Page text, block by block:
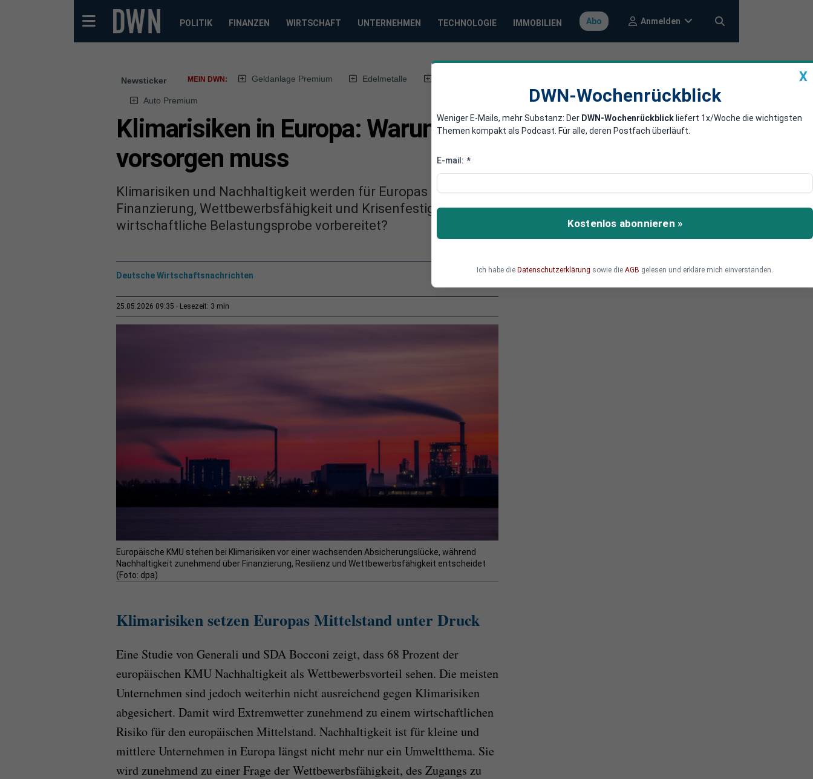
POLITIK FINANZEN WIRTSCHAFT UNTERNEHMEN TECHNOLOGIE IMMOBILIEN Abo Anmelden
Newsticker MEIN DWN: Geldanlage Premium Edelmetalle
Auto Premium
Klimarisiken in Europa: Warum der Mittelstand besser
vorsorgen muss
Klimarisiken und Nachhaltigkeit werden für Europas Mittelstand zu entscheidenden Faktoren für
Finanzierung, Wettbewerbsfähigkeit und Krisenfestigkeit. Wie gut sind KMU auf diese neue
wirtschaftliche Belastungsprobe vorbereitet?
Deutsche Wirtschaftsnachrichten
25.05.2026 09:35 Lesezeit: 3 min
Europäische KMU stehen bei Klimarisiken vor einer wachsenden Absicherungslücke, während
Nachhaltigkeit zunehmend über Finanzierung, Resilienz und Wettbewerbsfähigkeit entscheidet
(Foto: dpa)
Klimarisiken setzen Europas Mittelstand unter Druck
Eine Studie von Generali und SDA Bocconi zeigt, dass 68 Prozent der
europäischen KMU Nachhaltigkeit als Wettbewerbsvorteil sehen. Die meisten
Unternehmen sind jedoch weiterhin nicht ausreichend gegen Klimarisiken
abgesichert. Damit wird Extremwetter zunehmend zu einem wirtschaftlichen
Risiko für den europäischen Mittelstand. Nachhaltigkeit ist für kleine und
mittlere Unternehmen in Europa längst nicht mehr nur ein Umweltthema. Sie
wird zunehmend zu einer Frage der Wettbewerbsfähigkeit, des Zugangs zu
X
DWN-Wochenrückblick
Weniger E-Mails, mehr Substanz: Der DWN-Wochenrückblick liefert 1x/Woche die wichtigsten
Themen kompakt als Podcast. Für alle, deren Postfach überläuft.
E-mail: *
Kostenlos abonnieren »
Ich habe die Datenschutzerklärung sowie die AGB gelesen und erkläre mich einverstanden.